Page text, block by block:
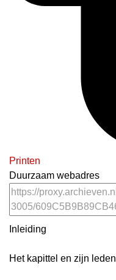
Printen
Duurzaam webadres
Inleiding
Het kapittel en zijn leden